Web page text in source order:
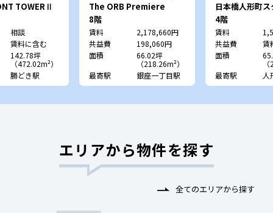
TOWERⅡ
相談
賃料に含む
142.78坪
（472.02m²）
勝どき駅
The ORB Premiere
8階
賃料
2,178,660円
共益費
198,060円
面積
66.02坪
（218.26m²）
最寄駅
銀座一丁目駅
日本橋人形町
4階
賃料
共益費
賃
面積
最寄駅
人
エリアから物件を探す
全てのエリアから探す